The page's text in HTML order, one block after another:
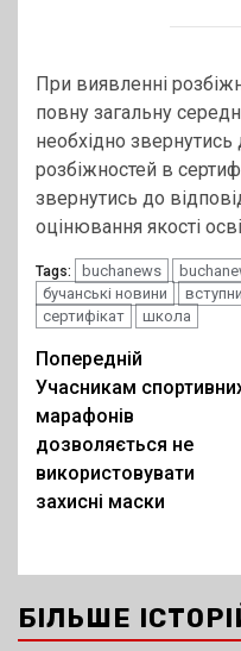
При виявленні
повну загальну
необхідно
розбіжностей в
звернутись до
оцінювання якості
Tags: buchanews
бучанські новини
сертифікат
школа
Post
navigation
Попередній
Учасникам
марафонів
дозволяється не
використовувати
захисні маски
БІЛЬШЕ